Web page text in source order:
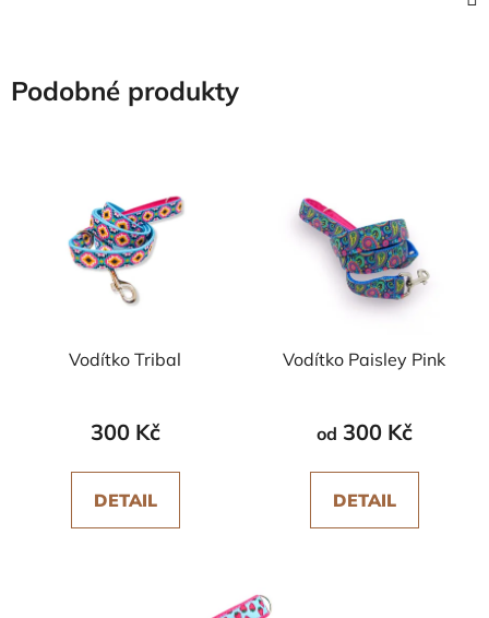
Podobné produkty
Vodítko Tribal
300 Kč
DETAIL
Vodítko Paisley Pink
od 300 Kč
DETAIL